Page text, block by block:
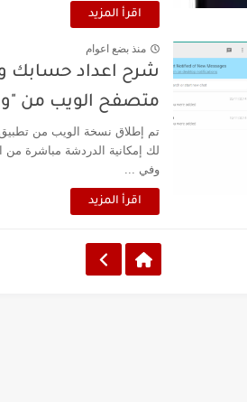
اقرأ المزيد
منذ بضع اعوام
شرح اعداد حسابك
متصفح الويب من
لك إمكانية الدردشة مباشرة
وفي ...
اقرأ المزيد